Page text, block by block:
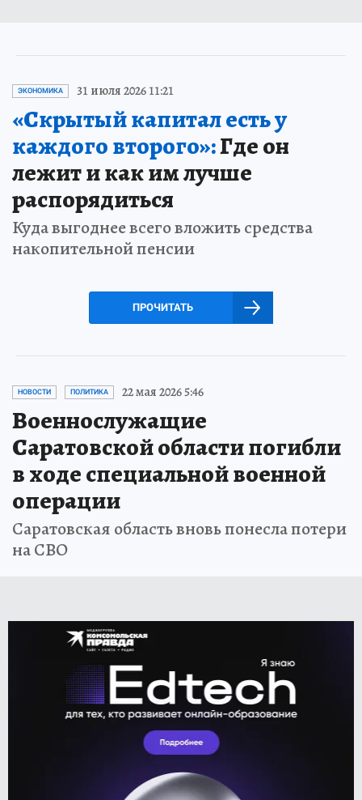
ЭКОНОМИКА 31 июля 2026 11:21
«Скрытый капитал есть у
каждого второго»:Где он
лежит и как им лучше
распорядиться
Куда выгоднее всего вложить средства
накопительной пенсии
ПРОЧИТАТЬ
НОВОСТИ ПОЛИТИКА 22 мая 2026 5:46
Военнослужащие
Саратовской области погибли
в ходе специальной военной
операции
Саратовская область вновь понесла потери
на СВО